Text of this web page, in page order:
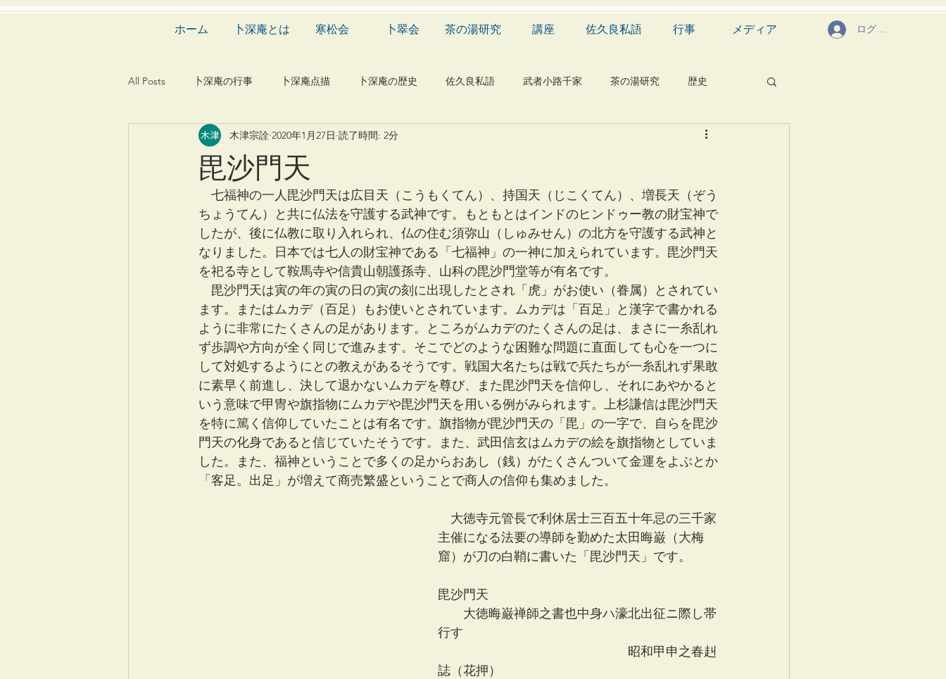
ホーム 卜深庵とは 寒松会 卜翠会 茶の湯研究 講座 佐久良私語 行事 メディア ログイン
All Posts 卜深庵の行事 卜深庵点描 卜深庵の歴史 佐久良私語 武者小路千家 茶の湯研究 歴史
漢詩 俳諧 文学 有職 民俗 食文化
建築 造園 動物 植物 自然科学 音楽 メディア blog 芸能 茶道具
毘沙門天
木津宗詮 2020年1月27日 読了時間: 2分
七福神の一人毘沙門天は広目天（こうもくてん）、持国天（じこくてん）、増長天（ぞう
ちょうてん）と共に仏法を守護する武神です。もともとはインドのヒンドゥー教の財宝神で
したが、後に仏教に取り入れられ、仏の住む須弥山（しゅみせん）の北方を守護する武神と
なりました。日本では七人の財宝神である「七福神」の一神に加えられています。毘沙門天
を祀る寺として鞍馬寺や信貴山朝護孫寺、山科の毘沙門堂等が有名です。
毘沙門天は寅の年の寅の日の寅の刻に出現したとされ「虎」がお使い（眷属）とされてい
ます。またはムカデ（百足）もお使いとされています。ムカデは「百足」と漢字で書かれる
ように非常にたくさんの足があります。ところがムカデのたくさんの足は、まさに一糸乱れ
ず歩調や方向が全く同じで進みます。そこでどのような困難な問題に直面しても心を一つに
して対処するようにとの教えがあるそうです。戦国大名たちは戦で兵たちが一糸乱れず果敢
に素早く前進し、決して退かないムカデを尊び、また毘沙門天を信仰し、それにあやかると
いう意味で甲冑や旗指物にムカデや毘沙門天を用いる例がみられます。上杉謙信は毘沙門天
を特に篤く信仰していたことは有名です。旗指物が毘沙門天の「毘」の一字で、自らを毘沙
門天の化身であると信じていたそうです。また、武田信玄はムカデの絵を旗指物としていま
した。また、福神ということで多くの足からおあし（銭）がたくさんついて金運をよぶとか
「客足。出足」が増えて商売繁盛ということで商人の信仰も集めました。
大徳寺元管長で利休居士三百五十年忌の三千家
主催になる法要の導師を勤めた太田晦巌（大梅
窟）が刀の白鞘に書いた「毘沙門天」です。
毘沙門天
大徳晦巌禅師之書也中身ハ濠北出征ニ際し帯
行す
昭和甲申之春赳
誌（花押）